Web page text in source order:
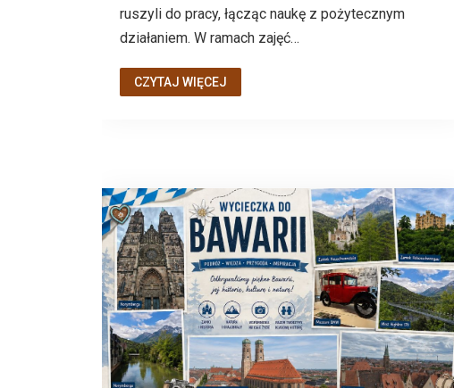
ruszyli do pracy, łącząc naukę z pożytecznym
działaniem. W ramach zajęć…
CZYTAJ WIĘCEJ